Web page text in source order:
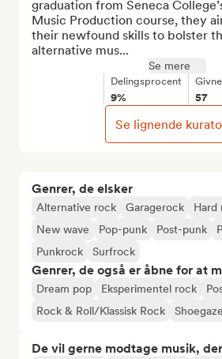
Genrer, de elsker
Alternative rock Garagerock Hard
New wave
Pop-punk Post-punk
Punkrock
Surfrock
Genrer, de også er åbne for at
Dream pop Eksperimentel rock
Rock & Roll/Klassisk Rock
Shoegaze
De vil gerne modtage musik,
graduation from Seneca
Music Production course, they
their newfound skills to bolster
alternative mus...
Se mere
Delingsprocent
9% 57
Se lignende